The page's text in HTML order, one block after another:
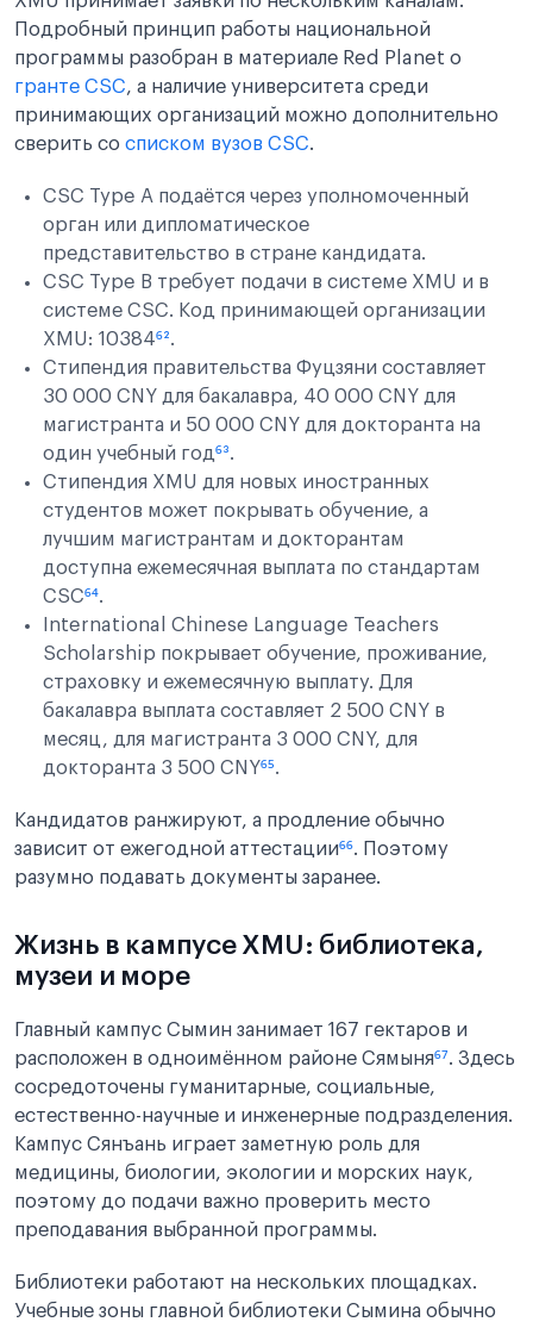
Подробный принцип работы национальной
программы разобран в материале Red Planet о
гранте CSC, а наличие университета среди
принимающих организаций можно дополнительно
сверить со списком вузов CSC.
CSC Type A подаётся через уполномоченный
орган или дипломатическое
представительство в стране кандидата.
CSC Type B требует подачи в системе XMU и в
системе CSC. Код принимающей организации
XMU: 10384⁶².
Стипендия правительства Фуцзяни составляет
30 000 CNY для бакалавра, 40 000 CNY для
магистранта и 50 000 CNY для докторанта на
один учебный год⁶³.
Стипендия XMU для новых иностранных
студентов может покрывать обучение, а
лучшим магистрантам и докторантам
доступна ежемесячная выплата по стандартам
CSC⁶⁴.
International Chinese Language Teachers
Scholarship покрывает обучение, проживание,
страховку и ежемесячную выплату. Для
бакалавра выплата составляет 2 500 CNY в
месяц, для магистранта 3 000 CNY, для
докторанта 3 500 CNY⁶⁵.
Кандидатов ранжируют, а продление обычно
зависит от ежегодной аттестации⁶⁶. Поэтому
разумно подавать документы заранее.
Жизнь в кампусе XMU: библиотека,
музеи и море
Главный кампус Сымин занимает 167 гектаров и
расположен в одноимённом районе Сямыня⁶⁷. Здесь
сосредоточены гуманитарные, социальные,
естественно-научные и инженерные подразделения.
Кампус Сянъань играет заметную роль для
медицины, биологии, экологии и морских наук,
поэтому до подачи важно проверить место
преподавания выбранной программы.
Библиотеки работают на нескольких площадках.
Учебные зоны главной библиотеки Сымина обычно